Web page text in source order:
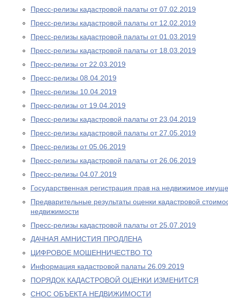
Пресс-релизы кадастровой палаты от 07.02.2019
Пресс-релизы кадастровой палаты от 12.02.2019
Пресс-релизы кадастровой палаты от 01.03.2019
Пресс-релизы кадастровой палаты от 18.03.2019
Пресс-релизы от 22.03.2019
Пресс-релизы 08.04.2019
Пресс-релизы 10.04.2019
Пресс-релизы от 19.04.2019
Пресс-релизы кадастровой палаты от 23.04.2019
Пресс-релизы кадастровой палаты от 27.05.2019
Пресс-релизы от 05.06.2019
Пресс-релизы кадастровой палаты от 26.06.2019
Пресс-релизы 04.07.2019
Государственная регистрация прав на недвижимое
Предварительные результаты оценки кадастровой
недвижимости
Пресс-релизы кадастровой палаты от 25.07.2019
ДАЧНАЯ АМНИСТИЯ ПРОДЛЕНА
ЦИФРОВОЕ МОШЕННИЧЕСТВО ТО
Информация кадастровой палаты 26.09.2019
ПОРЯДОК КАДАСТРОВОЙ ОЦЕНКИ ИЗМЕНИТСЯ
СНОС ОБЪЕКТА НЕДВИЖИМОСТИ